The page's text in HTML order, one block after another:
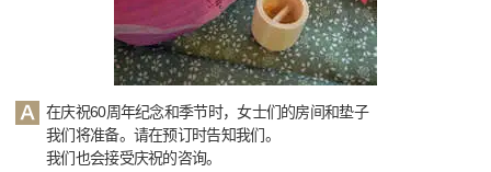
在庆祝60周年纪念和季节时，女士们的房间和垫子
我们将准备。请在预订时告知我们。
我们也会接受庆祝的咨询。